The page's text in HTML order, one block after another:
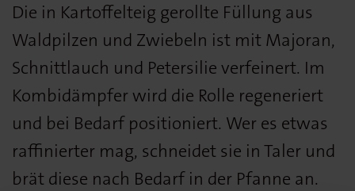
Die in Kartoffelteig gerollte Füllung aus
Waldpilzen und Zwiebeln ist mit Majoran,
Schnittlauch und Petersilie verfeinert. Im
Kombidämpfer wird die Rolle regeneriert
und bei Bedarf positioniert. Wer es etwas
raffinierter mag, schneidet sie in Taler und
brät diese nach Bedarf in der Pfanne an.